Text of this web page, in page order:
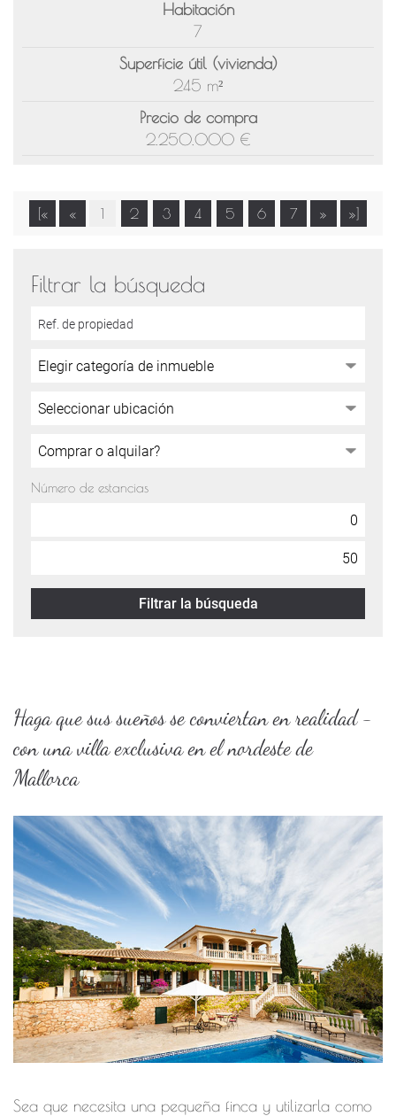
Habitación
7
Superficie útil (vivienda)
245 m²
Precio de compra
2.250.000 €
[« « 1 2 3 4 5 6 7 » »]
Filtrar la búsqueda
Número de estancias
Filtrar la búsqueda
Haga que sus sueños se conviertan en realidad -
con una villa exclusiva en el nordeste de
Mallorca
Sea que necesita una pequeña finca y utilizarla como